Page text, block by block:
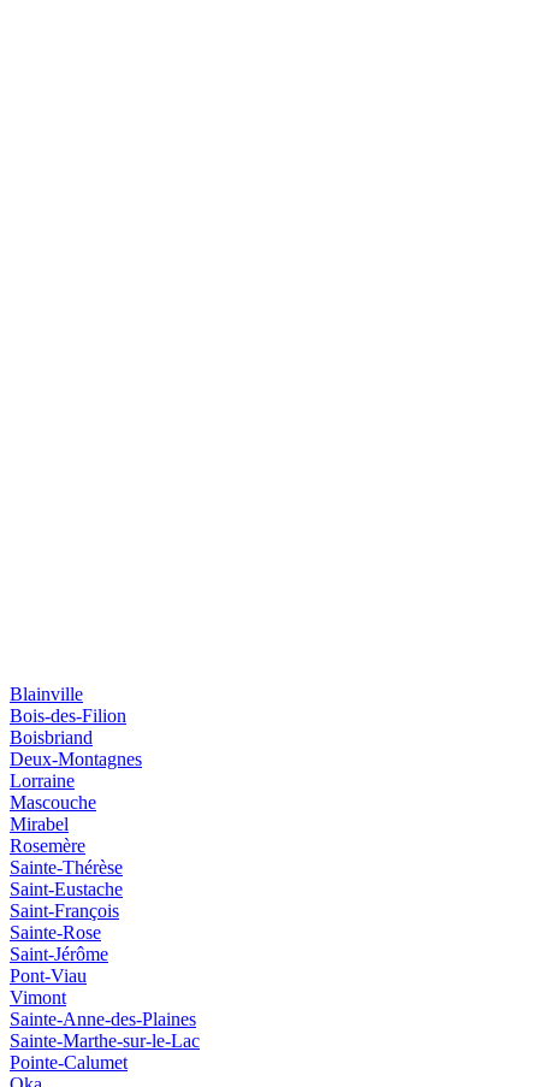
Blainville
Bois-des-Filion
Boisbriand
Deux-Montagnes
Lorraine
Mascouche
Mirabel
Rosemère
Sainte-Thérèse
Saint-Eustache
Saint-François
Sainte-Rose
Saint-Jérôme
Pont-Viau
Vimont
Sainte-Anne-des-Plaines
Sainte-Marthe-sur-le-Lac
Pointe-Calumet